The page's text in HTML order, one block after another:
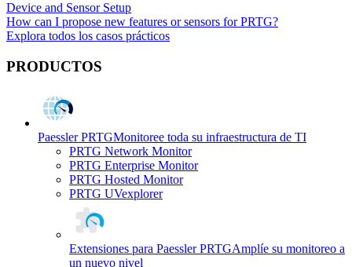
Device and Sensor Setup
How can I propose new features or sensors for PRTG?
Explora todos los casos prácticos
PRODUCTOS
Paessler PRTGMonitoree toda su infraestructura de TI
PRTG Network Monitor
PRTG Enterprise Monitor
PRTG Hosted Monitor
PRTG UVexplorer
Extensiones para Paessler PRTGAmplíe su monitoreo a
un nuevo nivel